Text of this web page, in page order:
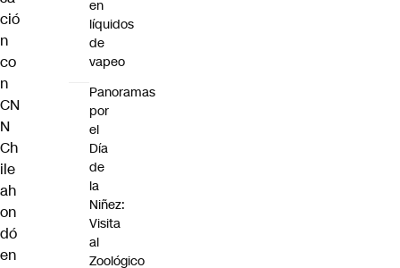
ció
n
co
n
CN
N
Ch
ile
ah
on
dó
en
en
líquidos
de
vapeo
Panoramas
por
el
Día
de
la
Niñez:
Visita
al
Zoológico